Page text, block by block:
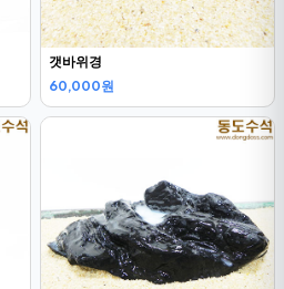
갯바위경
60,000원